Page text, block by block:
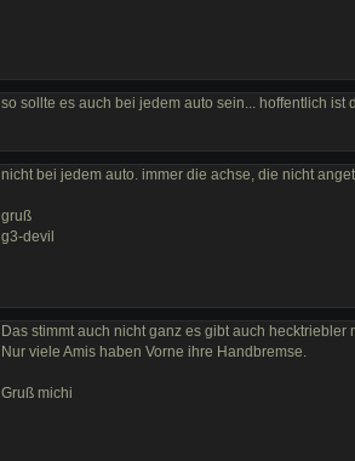
so sollte es auch bei jedem auto sein... hoffentlich ist
nicht bei jedem auto. immer die achse, die nicht
gruß
g3-devil
Das stimmt auch nicht ganz es gibt auch hecktriebler
Nur viele Amis haben Vorne ihre Handbremse.
Gruß michi